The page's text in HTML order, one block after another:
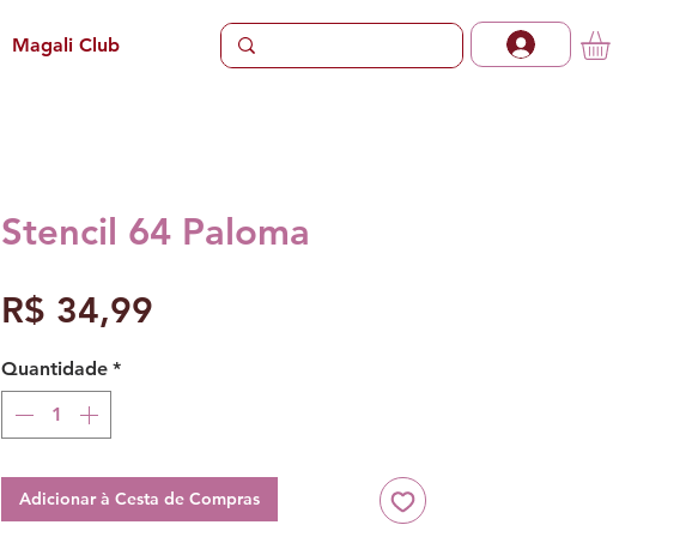
Magali Club
Stencil 64 Paloma
R$ 34,99
Quantidade *
Adicionar à Cesta de Compras